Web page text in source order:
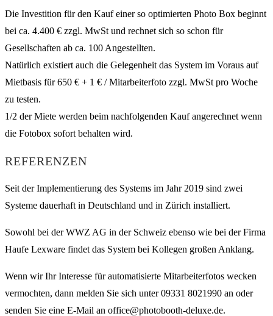
Die Investition für den Kauf einer so optimierten Photo Box beginnt
bei ca. 4.400 € zzgl. MwSt und rechnet sich so schon für
Gesellschaften ab ca. 100 Angestellten.
Natürlich existiert auch die Gelegenheit das System im Voraus auf
Mietbasis für 650 € + 1 € / Mitarbeiterfoto zzgl. MwSt pro Woche
zu testen.
1/2 der Miete werden beim nachfolgenden Kauf angerechnet wenn
die Fotobox sofort behalten wird.
REFERENZEN
Seit der Implementierung des Systems im Jahr 2019 sind zwei
Systeme dauerhaft in Deutschland und in Zürich installiert.
Sowohl bei der WWZ AG in der Schweiz ebenso wie bei der Firma
Haufe Lexware findet das System bei Kollegen großen Anklang.
Wenn wir Ihr Interesse für automatisierte Mitarbeiterfotos wecken
vermochten, dann melden Sie sich unter 09331 8021990 an oder
senden Sie eine E-Mail an office@photobooth-deluxe.de.